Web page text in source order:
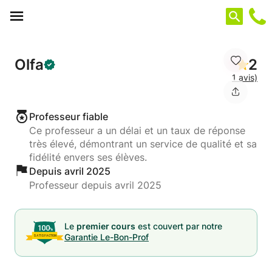
Olfa 2
1 avis)
Professeur fiable
Ce professeur a un délai et un taux de réponse
très élevé, démontrant un service de qualité et sa
fidélité envers ses élèves.
Depuis avril 2025
Professeur depuis avril 2025
Le premier cours est couvert par notre
Garantie Le-Bon-Prof